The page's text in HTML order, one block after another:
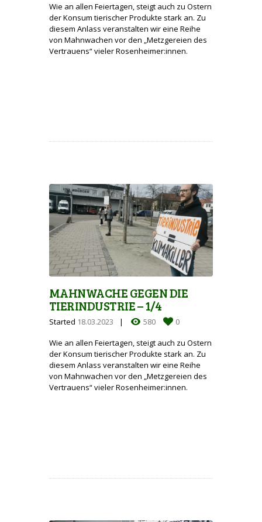
Wie an allen Feiertagen, steigt auch zu Ostern
der Konsum tierischer Produkte stark an. Zu
diesem Anlass veranstalten wir eine Reihe
von Mahnwachen vor den „Metzgereien des
Vertrauens“ vieler Rosenheimer:innen.
MAHNWACHE GEGEN DIE
TIERINDUSTRIE – 1/4
Started 18.03.2023 580 0
Wie an allen Feiertagen, steigt auch zu Ostern
der Konsum tierischer Produkte stark an. Zu
diesem Anlass veranstalten wir eine Reihe
von Mahnwachen vor den „Metzgereien des
Vertrauens“ vieler Rosenheimer:innen.